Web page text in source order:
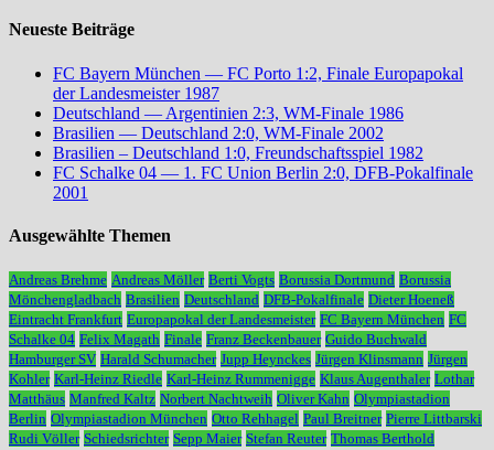
Neueste Beiträge
FC Bayern München — FC Porto 1:2, Finale Europapokal
der Landesmeister 1987
Deutschland — Argentinien 2:3, WM-Finale 1986
Brasilien — Deutschland 2:0, WM-Finale 2002
Brasilien – Deutschland 1:0, Freundschaftsspiel 1982
FC Schalke 04 — 1. FC Union Berlin 2:0, DFB-Pokalfinale
2001
Ausgewählte Themen
Andreas Brehme Andreas Möller Berti Vogts Borussia Dortmund Borussia
Mönchengladbach Brasilien Deutschland DFB-Pokalfinale Dieter Hoeneß
Eintracht Frankfurt Europapokal der Landesmeister FC Bayern München FC
Schalke 04 Felix Magath Finale Franz Beckenbauer Guido Buchwald
Hamburger SV Harald Schumacher Jupp Heynckes Jürgen Klinsmann Jürgen
Kohler Karl-Heinz Riedle Karl-Heinz Rummenigge Klaus Augenthaler Lothar
Matthäus Manfred Kaltz Norbert Nachtweih Oliver Kahn Olympiastadion
Berlin Olympiastadion München Otto Rehhagel Paul Breitner Pierre Littbarski
Rudi Völler Schiedsrichter Sepp Maier Stefan Reuter Thomas Berthold